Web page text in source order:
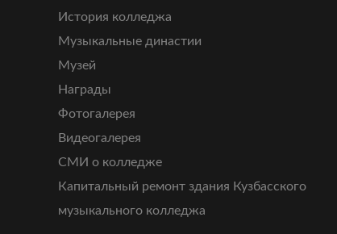
История колледжа
Музыкальные династии
Музей
Награды
Фотогалерея
Видеогалерея
СМИ о колледже
Капитальный ремонт здания Кузбасского
музыкального колледжа